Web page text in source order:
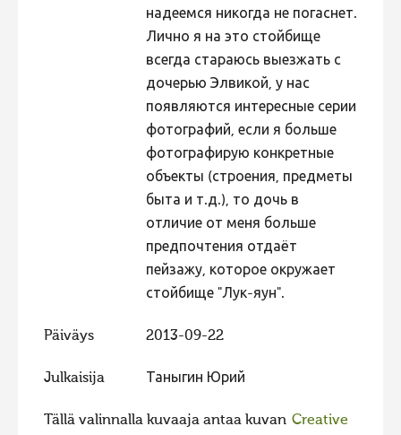
надеемся никогда не погаснет.
Лично я на это стойбище
всегда стараюсь выезжать с
дочерью Элвикой, у нас
появляются интересные серии
фотографий, если я больше
фотографирую конкретные
объекты (строения, предметы
быта и т.д.), то дочь в
отличие от меня больше
предпочтения отдаёт
пейзажу, которое окружает
стойбище "Лук-яун".
Päiväys 2013-09-22
Julkaisija Таныгин Юрий
Tällä valinnalla kuvaaja antaa kuvan Creative